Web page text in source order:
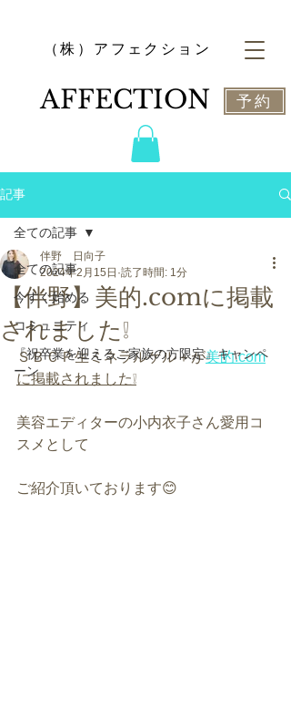
​（株）アフェクション
​AFFECTION 予約
記事
全ての記事
今すぐ始める
コミュニティ
『祝卒業を迎えるご家族の方限定』キャンペ
ーン
全ての記事
【伴野】美的.comに掲載
されました❕
伴野 日向子
2024年2月15日 読了時間: 1分
ＳＢＣＰ生ミネラルゲル＋が美的.com
に掲載されました❕
美容エディターの小内衣子さん愛用コ
スメとして
ご紹介頂いております😊